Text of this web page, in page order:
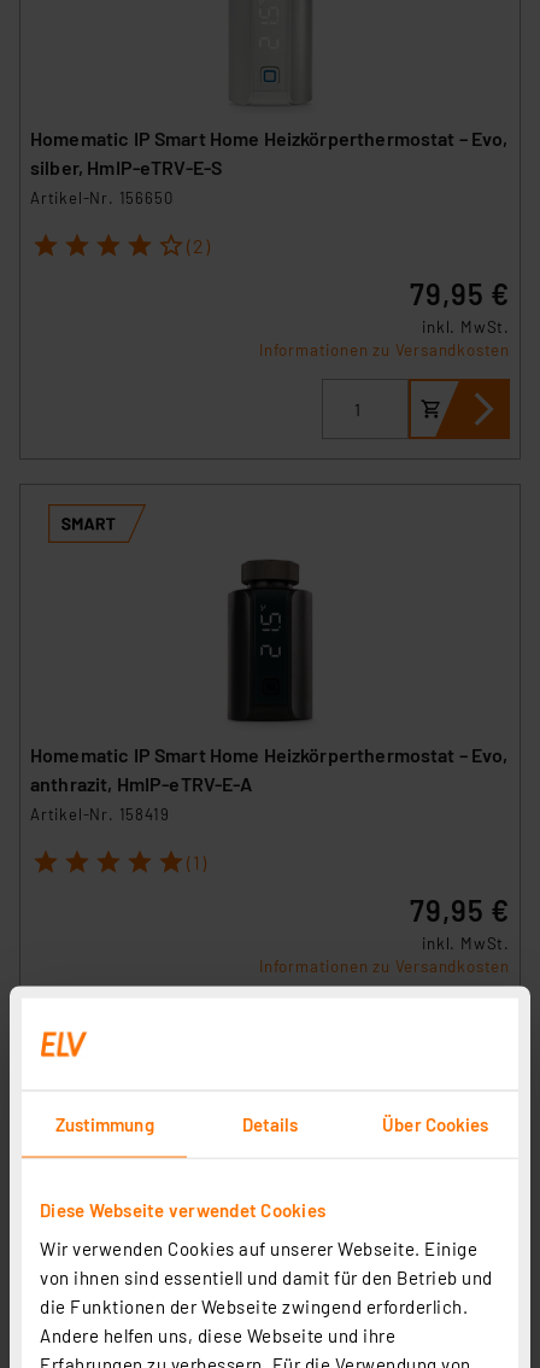
Zustimmung Details Über Cookies
Diese Webseite verwendet Cookies
Wir verwenden Cookies auf unserer Webseite. Einige
von ihnen sind essentiell und damit für den Betrieb und
die Funktionen der Webseite zwingend erforderlich.
Andere helfen uns, diese Webseite und ihre
Erfahrungen zu verbessern. Für die Verwendung von
Homematic IP Smart Home Heizkörperthermostat – Evo,
silber, HmIP-eTRV-E-S
Artikel-Nr. 156650
1 2 3 4 5 (2)
79,95 €
inkl. MwSt.
Informationen zu Versandkosten
Homematic IP Smart Home Heizkörperthermostat – Evo,
anthrazit, HmIP-eTRV-E-A
Artikel-Nr. 158419
1 2 3 4 5 (1)
79,95 €
inkl. MwSt.
Informationen zu Versandkosten